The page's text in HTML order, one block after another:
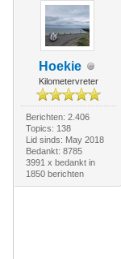
Hoekie
Kilometervreter
Berichten: 2.406
Topics: 138
Lid sinds: May 2018
Bedankt: 8785
3991 x bedankt in
1850 berichten